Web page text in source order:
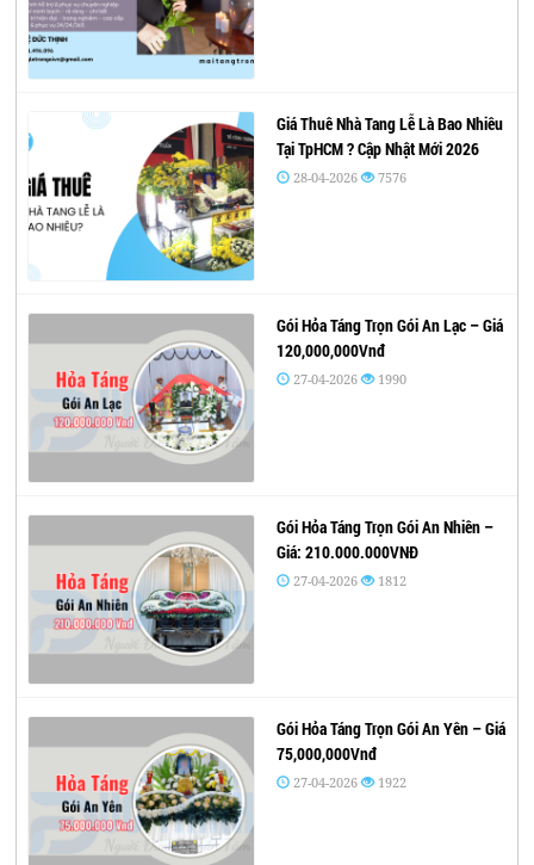
Giá Thuê Nhà Tang Lễ Là Bao Nhiêu
Tại TpHCM ? Cập Nhật Mới 2026
28-04-2026 7576
Gói Hỏa Táng Trọn Gói An Lạc – Giá
120,000,000Vnđ
27-04-2026 1990
Gói Hỏa Táng Trọn Gói An Nhiên –
Giá: 210.000.000VNĐ
27-04-2026 1812
Gói Hỏa Táng Trọn Gói An Yên – Giá
75,000,000Vnđ
27-04-2026 1922